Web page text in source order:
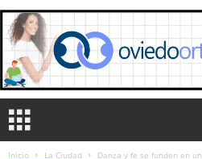
Inicio La Ciudad Danza y fe se funden en